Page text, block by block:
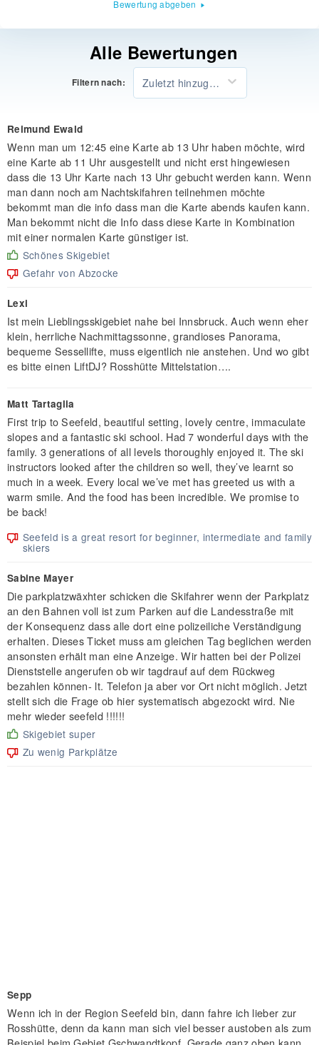
Bewertung abgeben
Alle Bewertungen
Filtern nach: Zuletzt hinzugefügt
Reimund Ewald
Wenn man um 12:45 eine Karte ab 13 Uhr haben möchte, wird
eine Karte ab 11 Uhr ausgestellt und nicht erst hingewiesen
dass die 13 Uhr Karte nach 13 Uhr gebucht werden kann. Wenn
man dann noch am Nachtskifahren teilnehmen möchte
bekommt man die info dass man die Karte abends kaufen kann.
Man bekommt nicht die Info dass diese Karte in Kombination
mit einer normalen Karte günstiger ist.
Schönes Skigebiet
Gefahr von Abzocke
Lexi
Ist mein Lieblingsskigebiet nahe bei Innsbruck. Auch wenn eher
klein, herrliche Nachmittagssonne, grandioses Panorama,
bequeme Sessellifte, muss eigentlich nie anstehen. Und wo gibt
es bitte einen LiftDJ? Rosshütte Mittelstation….
Matt Tartaglia
First trip to Seefeld, beautiful setting, lovely centre, immaculate
slopes and a fantastic ski school. Had 7 wonderful days with the
family. 3 generations of all levels thoroughly enjoyed it. The ski
instructors looked after the children so well, they’ve learnt so
much in a week. Every local we’ve met has greeted us with a
warm smile. And the food has been incredible. We promise to
be back!
Seefeld is a great resort for beginner, intermediate and family
skiers
Sabine Mayer
Die parkplatzwäxhter schicken die Skifahrer wenn der Parkplatz
an den Bahnen voll ist zum Parken auf die Landesstraße mit
der Konsequenz dass alle dort eine polizeiliche Verständigung
erhalten. Dieses Ticket muss am gleichen Tag beglichen werden
ansonsten erhält man eine Anzeige. Wir hatten bei der Polizei
Dienststelle angerufen ob wir tagdrauf auf dem Rückweg
bezahlen können- lt. Telefon ja aber vor Ort nicht möglich. Jetzt
stellt sich die Frage ob hier systematisch abgezockt wird. Nie
mehr wieder seefeld !!!!!!
Skigebiet super
Zu wenig Parkplätze
Sepp
Wenn ich in der Region Seefeld bin, dann fahre ich lieber zur
Rosshütte, denn da kann man sich viel besser austoben als zum